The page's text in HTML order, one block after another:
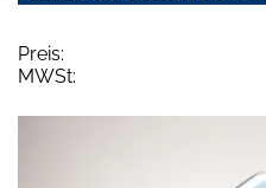
Preis:
MWSt: